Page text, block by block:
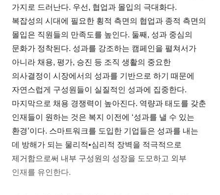
가지로 드러난다. 우선, 협업과 몰입의 극대화다.
복잡성의 시대에 필요한 횡적 측면의 협업과 종적 측면의
몰입은 직원들의 만족도를 높인다. 둘째, 성과 중심의
문화가 정착된다. 성과를 강조하는 캠페인을 펼쳐서가
아니라 채용, 평가, 승진 등 조직 생활의 중요한
의사결정이 시장에서의 성과를 기반으로 하기 때문에
자연스럽게 구성원들이 실질적인 성과에 집중한다.
마지막으로 채용 경쟁력이 높아진다. 역량과 태도를 갖춘
인재들이 원하는 것은 복지 이전에 ‘성과를 낼 수 있는
환경’이다. 스마트워크를 도입한 기업들은 성과를 내는
데 방해가 되는 물리적•심리적 장벽을 적극적으로
제거함으로써 내부 구성원의 성장을 도모하고 외부
인재를 유인한다.